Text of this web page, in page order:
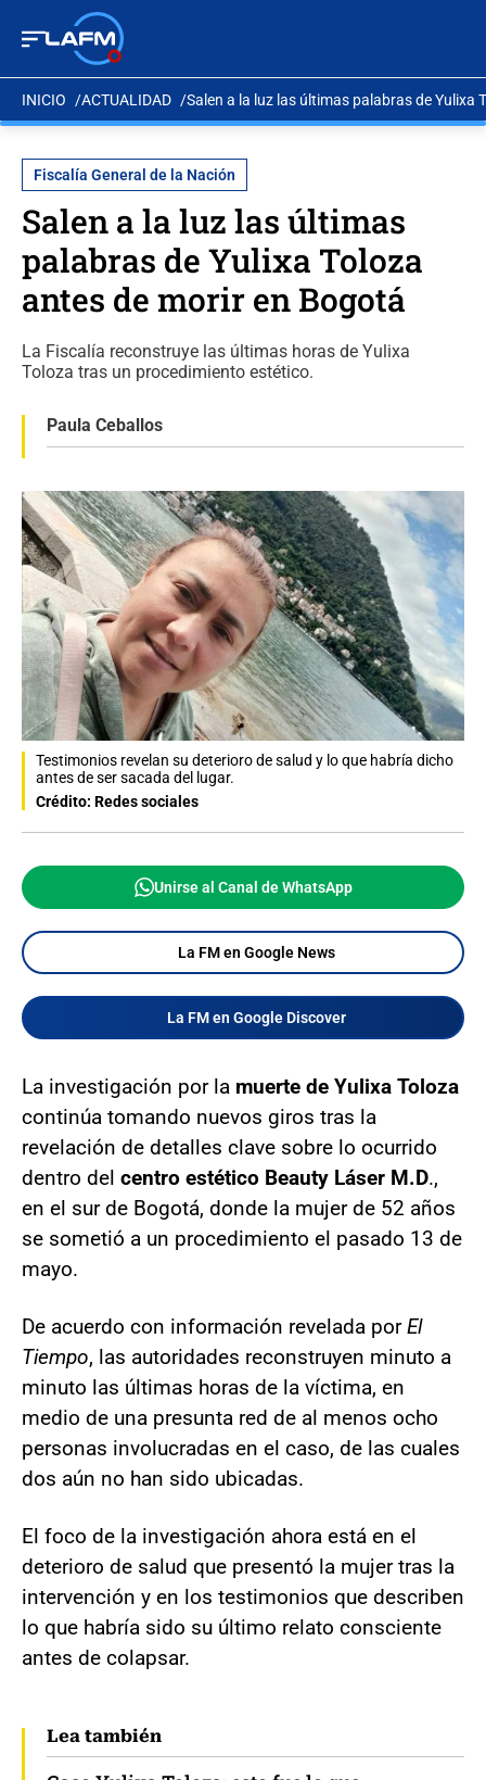
INICIO ACTUALIDAD Salen a la luz las últimas palabras de Yulixa
Fiscalía General de la Nación
Salen a la luz las últimas
palabras de Yulixa Toloza
antes de morir en Bogotá
La Fiscalía reconstruye las últimas horas de Yulixa
Toloza tras un procedimiento estético.
Paula Ceballos
Testimonios revelan su deterioro de salud y lo que habría dicho
antes de ser sacada del lugar.
Crédito: Redes sociales
Unirse al Canal de WhatsApp
La FM en Google News
La FM en Google Discover
La investigación por la muerte de Yulixa Toloza
continúa tomando nuevos giros tras la
revelación de detalles clave sobre lo ocurrido
dentro del centro estético Beauty Láser M.D.,
en el sur de Bogotá, donde la mujer de 52 años
se sometió a un procedimiento el pasado 13 de
mayo.
De acuerdo con información revelada porEl
Tiempo, las autoridades reconstruyen minuto a
minuto las últimas horas de la víctima, en
medio de una presunta red de al menos ocho
personas involucradas en el caso, de las cuales
dos aún no han sido ubicadas.
El foco de la investigación ahora está en el
deterioro de salud que presentó la mujer tras la
intervención y en los testimonios que describen
lo que habría sido su último relato consciente
antes de colapsar.
Lea también